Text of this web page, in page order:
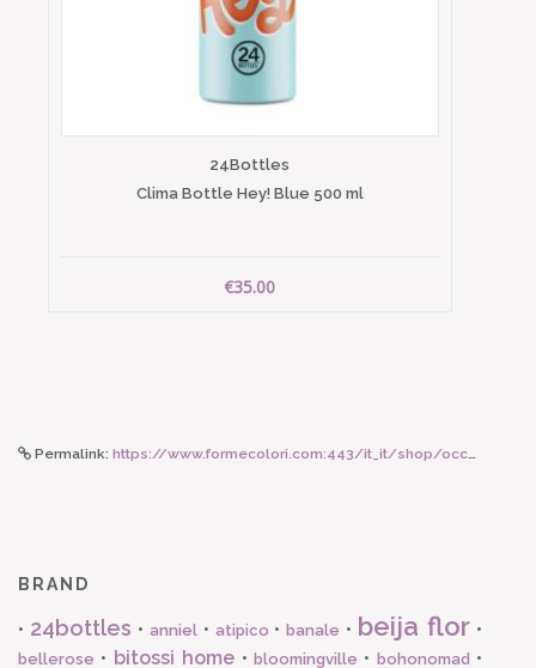
24Bottles
Clima Bottle Hey! Blue 500 ml
€35.00
Permalink: https://www.formecolori.com:443/it_it/shop/occhiali_da_lettura/forma_d/izipizi_occhiale_sun_mod_d_polarizzato_green_fields/6377
BRAND
• 24bottles • anniel• atipico •banale • beija flor •
bellerose • bitossi home • bloomingville • bohonomad •